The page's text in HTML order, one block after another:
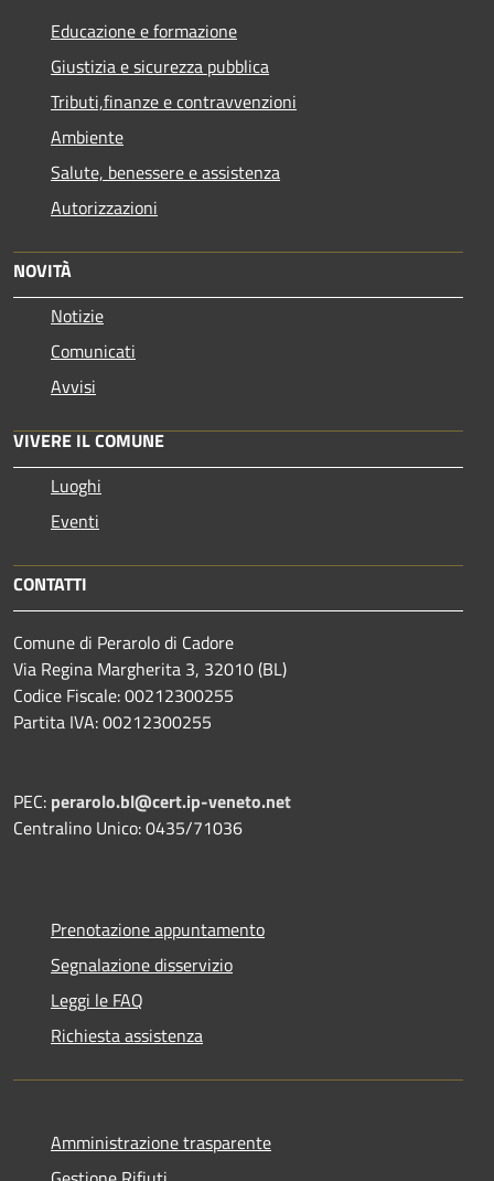
Educazione e formazione
Giustizia e sicurezza pubblica
Tributi,finanze e contravvenzioni
Ambiente
Salute, benessere e assistenza
Autorizzazioni
NOVITÀ
Notizie
Comunicati
Avvisi
VIVERE IL COMUNE
Luoghi
Eventi
CONTATTI
Comune di Perarolo di Cadore
Via Regina Margherita 3, 32010 (BL)
Codice Fiscale: 00212300255
Partita IVA: 00212300255
PEC: perarolo.bl@cert.ip-veneto.net
Centralino Unico: 0435/71036
Prenotazione appuntamento
Segnalazione disservizio
Leggi le FAQ
Richiesta assistenza
Amministrazione trasparente